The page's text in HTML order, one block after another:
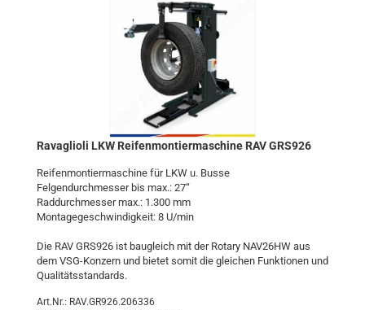
Ra­vaglio­li LKW Rei­fen­mon­tier­ma­schi­ne RAV GRS926
Rei­fen­mon­tier­ma­schi­ne für LKW u. Busse
Fel­gen­durch­mes­ser bis max.: 27“
Rad­durch­mes­ser max.: 1.300 mm
Mon­ta­ge­ge­schwin­dig­keit: 8 U/min
Die RAV GRS926 ist bau­gleich mit der Ro­ta­ry NAV26HW aus
dem VSG-​Konzern und bie­tet somit die glei­chen Funk­tio­nen und
Qua­li­täts­stan­dards.
Art.Nr.: RAV.GR926.206336